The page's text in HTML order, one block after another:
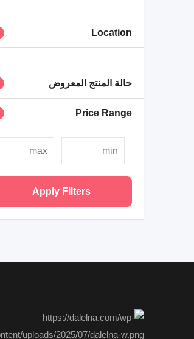
Location
حالة المنتج المعروض
Price Range
Apply Filters